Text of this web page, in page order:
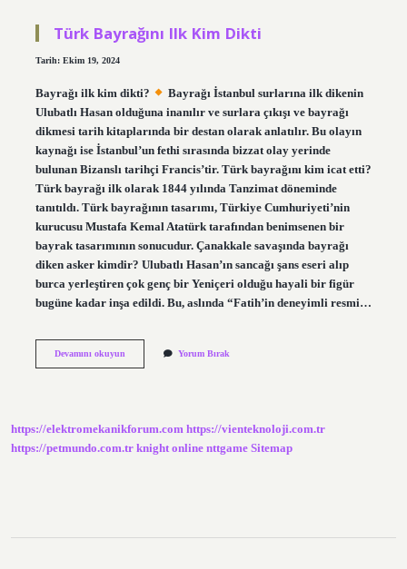
Türk Bayrağını Ilk Kim Dikti
Tarih: Ekim 19, 2024
Bayrağı ilk kim dikti?
Bayrağı İstanbul surlarına ilk dikenin
Ulubatlı Hasan olduğuna inanılır ve surlara çıkışı ve bayrağı
dikmesi tarih kitaplarında bir destan olarak anlatılır. Bu olayın
kaynağı ise İstanbul’un fethi sırasında bizzat olay yerinde
bulunan Bizanslı tarihçi Francis’tir. Türk bayrağını kim icat etti?
Türk bayrağı ilk olarak 1844 yılında Tanzimat döneminde
tanıtıldı. Türk bayrağının tasarımı, Türkiye Cumhuriyeti’nin
kurucusu Mustafa Kemal Atatürk tarafından benimsenen bir
bayrak tasarımının sonucudur. Çanakkale savaşında bayrağı
diken asker kimdir? Ulubatlı Hasan’ın sancağı şans eseri alıp
burca yerleştiren çok genç bir Yeniçeri olduğu hayali bir figür
bugüne kadar inşa edildi. Bu, aslında “Fatih’in deneyimli resmi…
Devamını okuyunTürk
Yorum Bırak
https://elektromekanikforum.com https://vienteknoloji.com.tr
https://petmundo.com.tr knight online nttgame Sitemap